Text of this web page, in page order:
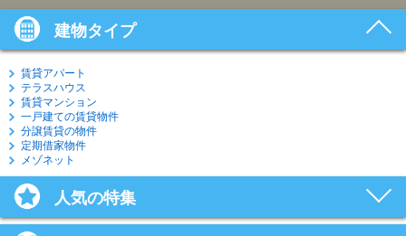
建物タイプ
賃貸アパート
テラスハウス
賃貸マンション
一戸建ての賃貸物件
分譲賃貸の物件
定期借家物件
メゾネット
人気の特集